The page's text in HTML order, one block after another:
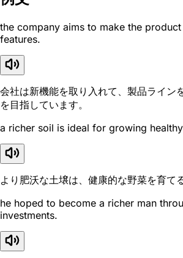
the company aims to make the
features.
会社は新機能を取り入れて、製品ライン
を目指しています。
a richer soil is ideal for growing
より肥沃な土壌は、健康的な野菜を育て
he hoped to become a richer man
investments.